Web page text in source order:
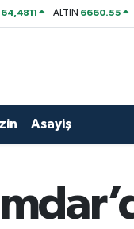
64,4811 ALTIN 6660.55
Asayiş